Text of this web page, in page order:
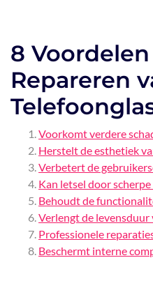
8
Repareren
Voorkomt verdere
Herstelt de esthetiek
Verbetert de
Kan letsel door
Behoudt de
Verlengt de levensduur
Professionele
Beschermt interne